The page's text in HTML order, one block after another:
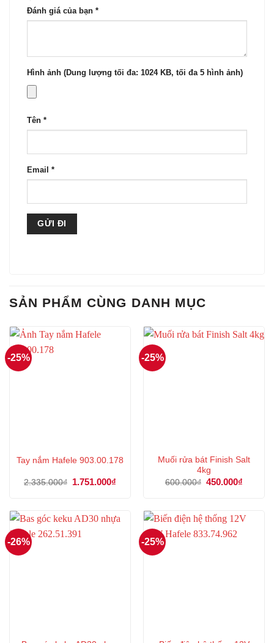
Đánh giá của bạn *
Hình ảnh (Dung lượng tối đa: 1024 KB, tối đa 5 hình ảnh)
Tên *
Email *
SẢN PHẨM CÙNG DANH MỤC
-25%
Tay nắm Hafele 903.00.178
2.335.000₫
Giá
1.751.000₫
1.751.000₫.
-25%
Muối rửa bát Finish Salt
4kg
600.000₫ Giá
450.000₫
-26% -25%